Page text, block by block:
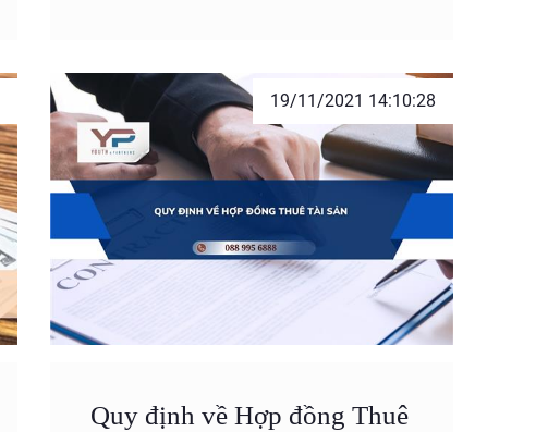
19/11/2021 14:10:28
Quy định về Hợp đồng Thuê